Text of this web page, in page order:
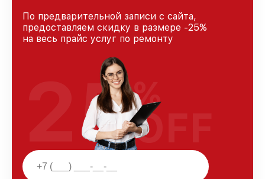
По предварительной записи с сайта,
предоставляем скидку в размере -25%
на весь прайс услуг по ремонту
25%
OFF